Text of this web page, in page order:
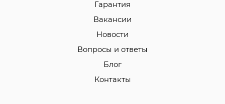
Гарантия
Вакансии
Новости
Вопросы и ответы
Блог
Контакты